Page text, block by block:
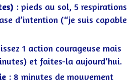
: pieds au sol, 5 respirations
d’intention (“je suis capable
1 action courageuse mais
et faites-la aujourd’hui.
: 8 minutes de mouvement